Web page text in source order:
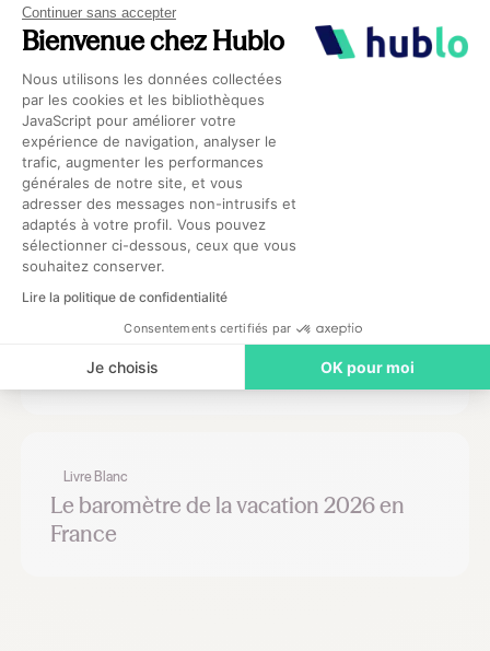
Continuer sans accepter
Bienvenue chez Hublo
Plateforme de Gestion du
Nous utilisons les données collectées
par les cookies et les bibliothèques
JavaScript pour améliorer votre
expérience de navigation, analyser le
trafic, augmenter les performances
générales de notre site, et vous
adresser des messages non-intrusifs et
adaptés à votre profil. Vous pouvez
sélectionner ci-dessous, ceux que vous
souhaitez conserver.
Lire la politique de confidentialité
Consentements certifiés par
Je choisis OK pour moi
Axeptio consent
Découvrez nos autres
guides
Voir tous les guides
Livre Blanc
Créez votre livret d'accueil vidéo pour
accueillir vos remplaçants
Découvrez la plateforme Hublo
Livre Blanc
Le baromètre de la vacation 2026 en
France